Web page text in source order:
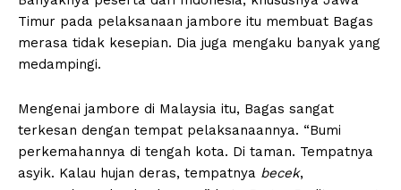
Timur pada pelaksanaan jambore itu membuat Bagas
merasa tidak kesepian. Dia juga mengaku banyak yang
medampingi.
Mengenai jambore di Malaysia itu, Bagas sangat
terkesan dengan tempat pelaksanaannya. “Bumi
perkemahannya di tengah kota. Di taman. Tempatnya
asyik. Kalau hujan deras, tempatnya becek,